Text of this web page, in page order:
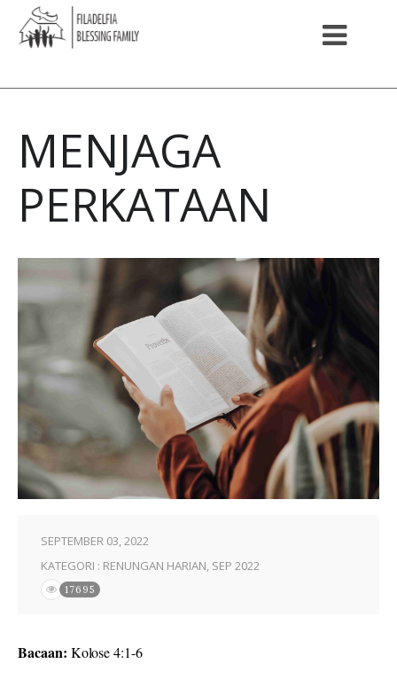
MENJAGA
PERKATAAN
SEPTEMBER 03, 2022
KATEGORI : RENUNGAN HARIAN, SEP 2022
17695
Bacaan: Kolose 4:1-6